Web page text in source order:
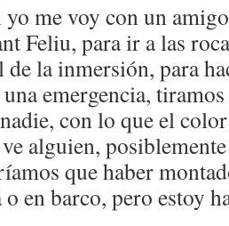
me voy con un
Feliu, para ir a las
de la inmersión, para
emergencia,
con lo que el
alguien,
que haber
en barco, pero estoy